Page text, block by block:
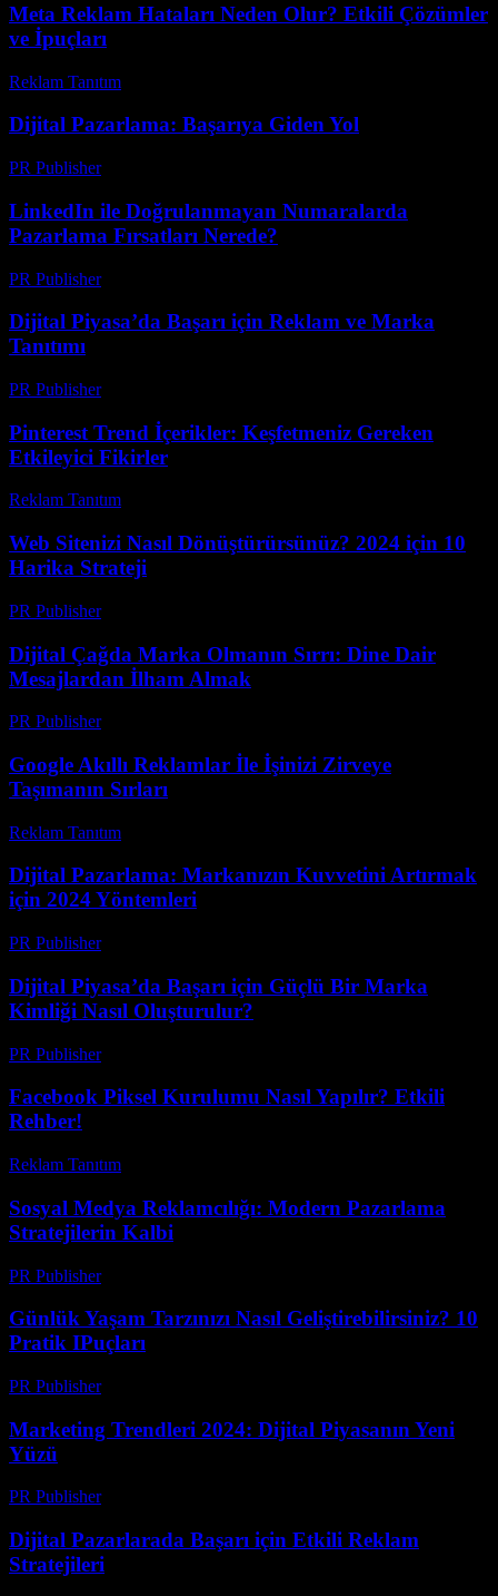
Meta Reklam Hataları Neden Olur? Etkili Çözümler
ve İpuçları
Reklam Tanıtım
Dijital Pazarlama: Başarıya Giden Yol
PR Publisher-
LinkedIn ile Doğrulanmayan Numaralarda
Pazarlama Fırsatları Nerede?
PR Publisher-
Dijital Piyasa’da Başarı için Reklam ve Marka
Tanıtımı
PR Publisher-
Pinterest Trend İçerikler: Keşfetmeniz Gereken
Etkileyici Fikirler
Reklam Tanıtım
Web Sitenizi Nasıl Dönüştürürsünüz? 2024 için 10
Harika Strateji
PR Publisher-
Dijital Çağda Marka Olmanın Sırrı: Dine Dair
Mesajlardan İlham Almak
PR Publisher-
Google Akıllı Reklamlar İle İşinizi Zirveye
Taşımanın Sırları
Reklam Tanıtım
Dijital Pazarlama: Markanızın Kuvvetini Artırmak
için 2024 Yöntemleri
PR Publisher-
Dijital Piyasa’da Başarı için Güçlü Bir Marka
Kimliği Nasıl Oluşturulur?
PR Publisher-
Facebook Piksel Kurulumu Nasıl Yapılır? Etkili
Rehber!
Reklam Tanıtım
Sosyal Medya Reklamcılığı: Modern Pazarlama
Stratejilerin Kalbi
PR Publisher-
Günlük Yaşam Tarzınızı Nasıl Geliştirebilirsiniz? 10
Pratik IPuçları
PR Publisher-
Marketing Trendleri 2024: Dijital Piyasanın Yeni
Yüzü
PR Publisher-
Dijital Pazarlarada Başarı için Etkili Reklam
Stratejileri